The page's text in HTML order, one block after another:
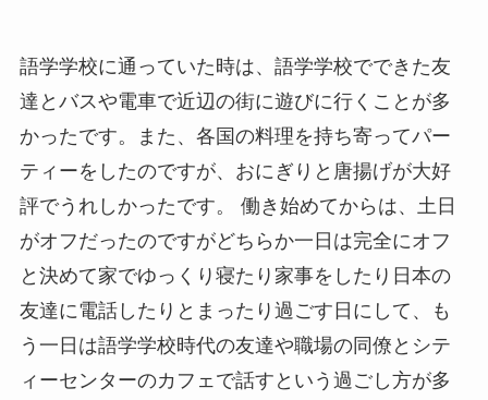
語学学校に通っていた時は、語学学校でできた友
達とバスや電車で近辺の街に遊びに行くことが多
かったです。また、各国の料理を持ち寄ってパー
ティーをしたのですが、おにぎりと唐揚げが大好
評でうれしかったです。 働き始めてからは、土日
がオフだったのですがどちらか一日は完全にオフ
と決めて家でゆっくり寝たり家事をしたり日本の
友達に電話したりとまったり過ごす日にして、も
う一日は語学学校時代の友達や職場の同僚とシテ
ィーセンターのカフェで話すという過ごし方が多